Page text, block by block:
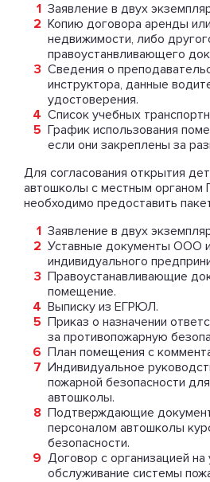
Заявление в двух
Копию договора аренды
недвижимости, либо
правоустанвливающего
Сведения о
инструктора, данные
удостоверения.
Список учебных
График использования
если они закреплены за
Для согласования открытия
автошколы с местным органом
необходимо предоставить
Заявление в двух
Уставные документы ООО
индивидуального
Правоустанавливающие
помещение.
Выписку из ЕГРЮЛ.
Приказ о назначении
за противопожарную
План помещения с
Индивидуальное
пожарной безопасности
автошколы.
Подтверждающие
персоналом автошколы
безопасности.
Договор с организацией на
обслуживание системы